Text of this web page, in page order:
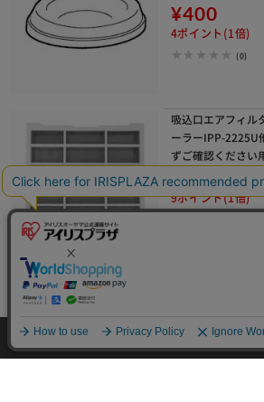
¥400
4ポイント(1倍)
(0)
吸込口エアフィ
ーラーIPP-
ずご確認くださ
¥930
9ポイント(1倍)
吸気口エアフィ
¥930
9ポイント(1倍)
HOME 探す ログイン